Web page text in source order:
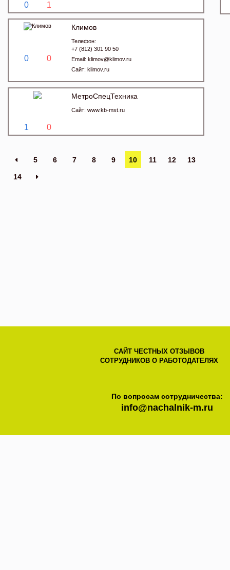
0 1
0 0
Климов
Телефон:
+7 (812) 301 90 50
Email: klimov@klimov.ru
Сайт: klimov.ru
1 0
МетроСпецТехника
Сайт: www.kb-mst.ru
5 6 7 8 9 10 11 12 13
14
САЙТ ЧЕСТНЫХ ОТЗЫВОВ
СОТРУДНИКОВ О РАБОТОДАТЕЛЯХ
По вопросам сотрудничества:
info@nachalnik-m.ru